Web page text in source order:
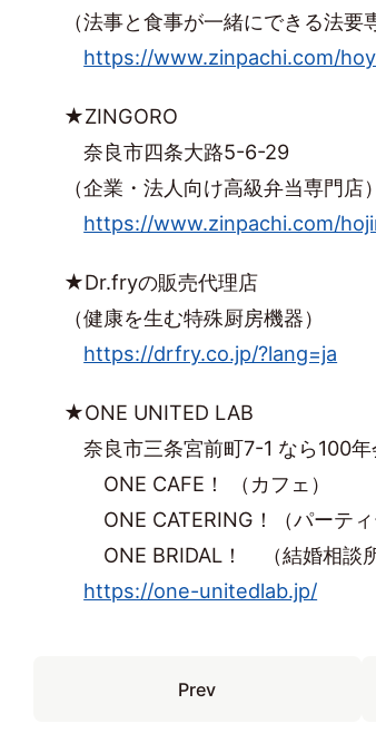
（法事と食事が一緒にできる法要
https://www.zinpachi.com/
★ZINGORO
奈良市四条大路5-6-29
（企業・法人向け高級弁当専門
https://www.zinpachi.com/
★Dr.fryの販売代理店
（健康を生む特殊厨房機器）
https://drfry.co.jp/?lang=ja
★ONE UNITED LAB
奈良市三条宮前町7-1 なら100年
ONE CAFE！ （カフェ）
ONE CATERING！（パーティ
ONE BRIDAL！ （結婚相談所
https://one-unitedlab.jp/
Prev